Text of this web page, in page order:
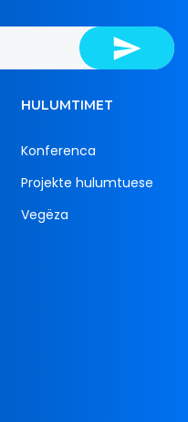
HULUMTIMET
Konferenca
Projekte hulumtuese
Vegëza